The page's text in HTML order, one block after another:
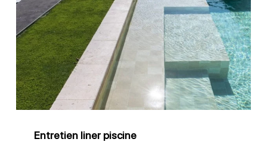
liner
piscine
Entretien liner piscine